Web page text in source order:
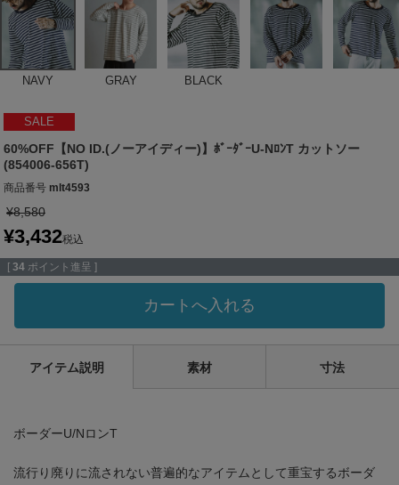
NAVY GRAY BLACK
SALE
60%OFF【NO ID.(ノーアイディー)】ﾎﾞｰﾀﾞｰU-NﾛﾝT カットソー
(854006-656T)
商品番号 mlt4593
¥8,580
¥3,432税込
[ 34 ポイント進呈 ]
カートへ入れる
アイテム説明 素材 寸法
ボーダーU/NロンT
流行り廃りに流されない普遍的なアイテムとして重宝するボーダ